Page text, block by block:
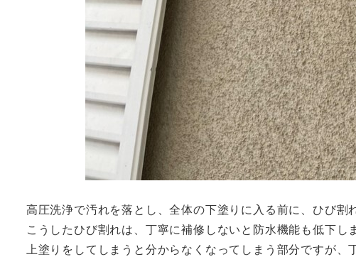
高圧洗浄で汚れを落とし、全体の下塗りに入る前に、ひび割
こうしたひび割れは、丁寧に補修しないと防水機能も低下し
上塗りをしてしまうと分からなくなってしまう部分ですが、